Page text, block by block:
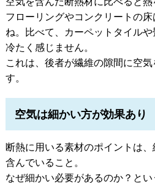
フローリングやコンクリートの
ね。比べて、カーペットタイル
冷たく感じません。
これは、後者が繊維の隙間に空
す。
空気は細かい方が効果あり
断熱に用いる素材のポイントは
含んでいること。
なぜ細かい必要があるのか？と